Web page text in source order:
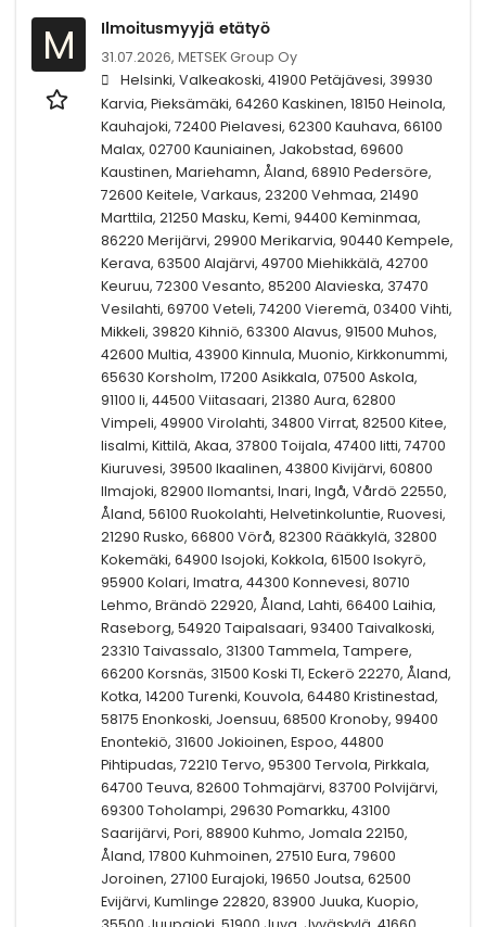
M Ilmoitusmyyjä etätyö
31.07.2026, METSEK Group Oy
Helsinki, Valkeakoski, 41900 Petäjävesi, 39930
Karvia, Pieksämäki, 64260 Kaskinen, 18150 Heinola,
Kauhajoki, 72400 Pielavesi, 62300 Kauhava, 66100
Malax, 02700 Kauniainen, Jakobstad, 69600
Kaustinen, Mariehamn, Åland, 68910 Pedersöre,
72600 Keitele, Varkaus, 23200 Vehmaa, 21490
Marttila, 21250 Masku, Kemi, 94400 Keminmaa,
86220 Merijärvi, 29900 Merikarvia, 90440 Kempele,
Kerava, 63500 Alajärvi, 49700 Miehikkälä, 42700
Keuruu, 72300 Vesanto, 85200 Alavieska, 37470
Vesilahti, 69700 Veteli, 74200 Vieremä, 03400 Vihti,
Mikkeli, 39820 Kihniö, 63300 Alavus, 91500 Muhos,
42600 Multia, 43900 Kinnula, Muonio, Kirkkonummi,
65630 Korsholm, 17200 Asikkala, 07500 Askola,
91100 Ii, 44500 Viitasaari, 21380 Aura, 62800
Vimpeli, 49900 Virolahti, 34800 Virrat, 82500 Kitee,
Iisalmi, Kittilä, Akaa, 37800 Toijala, 47400 Iitti, 74700
Kiuruvesi, 39500 Ikaalinen, 43800 Kivijärvi, 60800
Ilmajoki, 82900 Ilomantsi, Inari, Ingå, Vårdö 22550,
Åland, 56100 Ruokolahti, Helvetinkoluntie, Ruovesi,
21290 Rusko, 66800 Vörå, 82300 Rääkkylä, 32800
Kokemäki, 64900 Isojoki, Kokkola, 61500 Isokyrö,
95900 Kolari, Imatra, 44300 Konnevesi, 80710
Lehmo, Brändö 22920, Åland, Lahti, 66400 Laihia,
Raseborg, 54920 Taipalsaari, 93400 Taivalkoski,
23310 Taivassalo, 31300 Tammela, Tampere,
66200 Korsnäs, 31500 Koski Tl, Eckerö 22270, Åland,
Kotka, 14200 Turenki, Kouvola, 64480 Kristinestad,
58175 Enonkoski, Joensuu, 68500 Kronoby, 99400
Enontekiö, 31600 Jokioinen, Espoo, 44800
Pihtipudas, 72210 Tervo, 95300 Tervola, Pirkkala,
64700 Teuva, 82600 Tohmajärvi, 83700 Polvijärvi,
69300 Toholampi, 29630 Pomarkku, 43100
Saarijärvi, Pori, 88900 Kuhmo, Jomala 22150,
Åland, 17800 Kuhmoinen, 27510 Eura, 79600
Joroinen, 27100 Eurajoki, 19650 Joutsa, 62500
Evijärvi, Kumlinge 22820, 83900 Juuka, Kuopio,